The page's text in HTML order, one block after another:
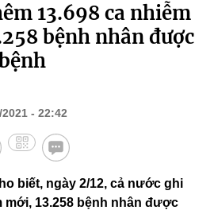
13.698 ca nhiễm
bệnh nhân được
- 22:42
biết, ngày 2/12, cả nước ghi
mới, 13.258 bệnh nhân được